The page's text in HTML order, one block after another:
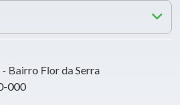
Bairro Flor da Serra
000